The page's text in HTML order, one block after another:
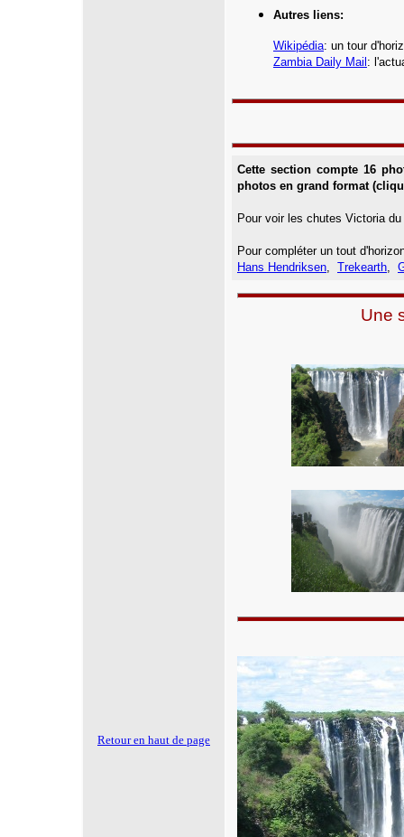
Retour en haut de page
Autres liens:
Wikipédia: un tour
Zambia Daily Mail :
Cette section compte 16
photos en grand format
Pour voir les chutes Victoria
Pour compléter un tout
Hans Hendriksen, Trekearth,
Une